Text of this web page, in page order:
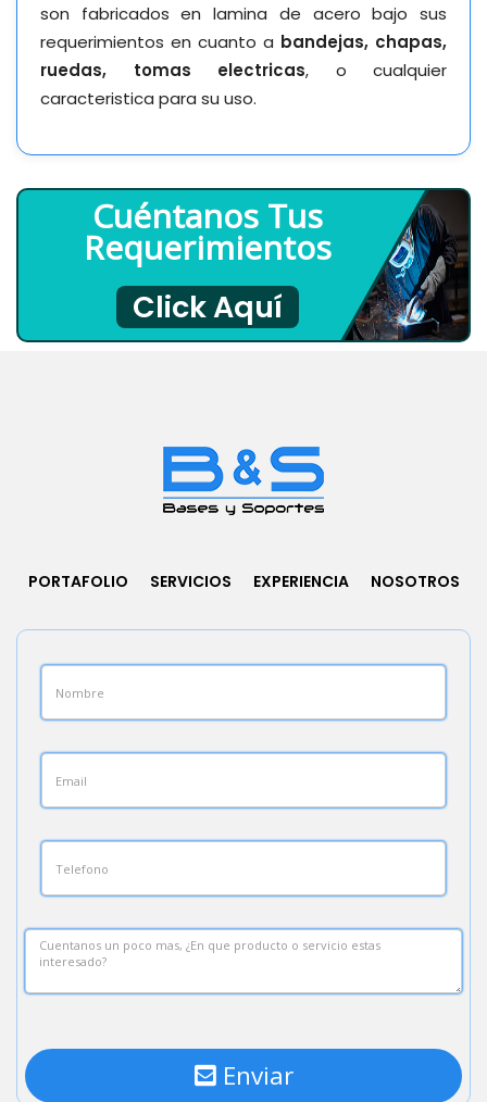
son fabricados en lamina de acero bajo sus
requerimientos en cuanto a bandejas, chapas,
ruedas, tomas electricas, o cualquier
caracteristica para su uso.
Cuéntanos Tus
Requerimientos
Click Aquí
PORTAFOLIO SERVICIOS EXPERIENCIA NOSOTROS
Enviar